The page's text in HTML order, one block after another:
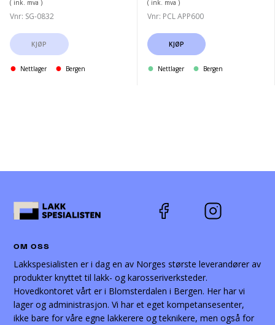
( ink. mva )
Vnr: SG-0832
KJØP
Nettlager Bergen
( ink. mva )
Vnr: PCL APP600
KJØP
Nettlager Bergen
OM OSS
Lakkspesialisten er i dag en av Norges største leverandører av
produkter knyttet til lakk- og karosseriverksteder.
Hovedkontoret vårt er i Blomsterdalen i Bergen. Her har vi
lager og administrasjon. Vi har et eget kompetansesenter,
ikke bare for våre egne lakkerere og teknikere, men også for